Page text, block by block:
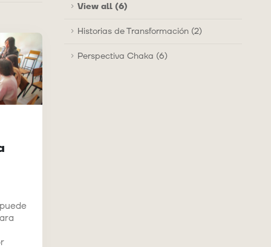
View all (6)
Historias de Transformación (2)
Perspectiva Chaka (6)